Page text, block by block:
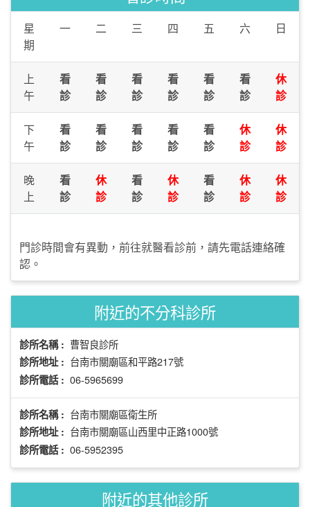
星
期
一 二 三 四 五 六 日
上
午
看
診
看
診
看
診
看
診
看
診
看
診
休
診
下
午
看
診
看
診
看
診
看
診
看
診
休
診
休
診
晚
上
看
診
休
診
看
診
休
診
看
診
休
診
休
診
門診時間會有異動，前往就醫看診前，請先電話連絡確
認。
附近的不分科診所
診所名稱 : 曹智良診所
診所地址 : 台南市關廟區和平路217號
診所電話 : 06-5965699
診所名稱 : 台南市關廟區衛生所
診所地址 : 台南市關廟區山西里中正路1000號
診所電話 : 06-5952395
附近的其他診所